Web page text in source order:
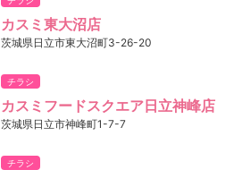
カスミ東大沼店
茨城県日立市東大沼町3-26-20
チラシ
カスミフードスクエア日立神峰店
茨城県日立市神峰町1-7-7
チラシ